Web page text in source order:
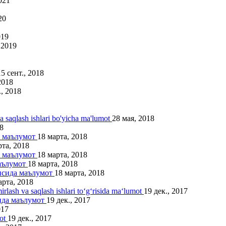
сент., 2018
2018
ishlari bo'yicha ma'lumot 28 мая, 2018
маълумот 18 марта, 2018
2018
маълумот 18 марта, 2018
18 марта, 2018
маълумот 18 марта, 2018
2018
va saqlash ishlari to‘g‘risida ma‘lumot 19 дек., 2017
маълумот 19 дек., 2017
19 дек., 2017